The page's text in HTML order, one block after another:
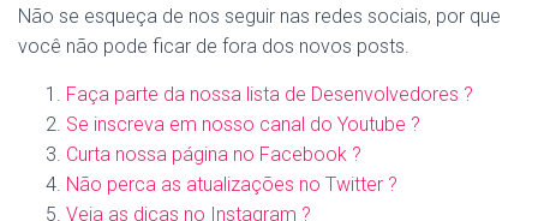
Não se esqueça de nos seguir nas redes sociais, por que
você não pode ficar de fora dos novos posts.
Faça parte da nossa lista de Desenvolvedores ?
Se inscreva em nosso canal do Youtube ?
Curta nossa página no Facebook ?
Não perca as atualizações no Twitter ?
Veja as dicas no Instagram ?